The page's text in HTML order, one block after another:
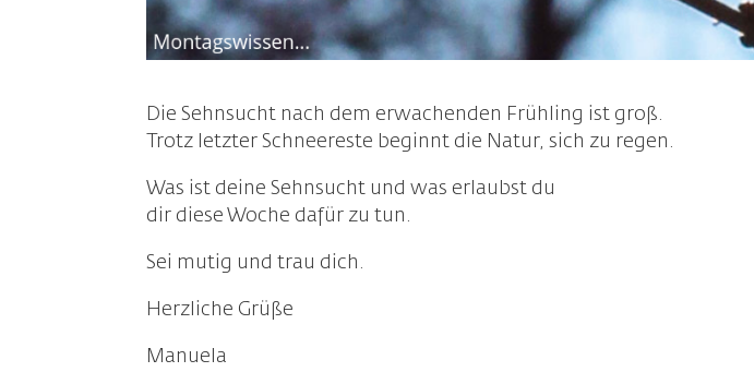
Die Sehnsucht nach dem erwachenden Frühling ist groß.
Trotz letzter Schneereste beginnt die Natur, sich zu regen.
Was ist deine Sehnsucht und was erlaubst du
dir diese Woche dafür zu tun.
Sei mutig und trau dich.
Herzliche Grüße
Manuela